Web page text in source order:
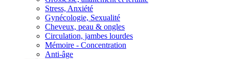
Stress, Anxiété
Gynécologie, Sexualité
Cheveux, peau & ongles
Circulation, jambes lourdes
Mémoire - Concentration
Anti-âge